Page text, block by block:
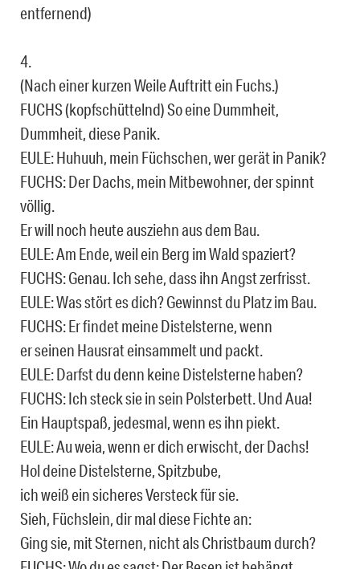
entfernend)
4.
(Nach einer kurzen Weile Auftritt ein Fuchs.)
FUCHS (kopfschüttelnd) So eine Dummheit,
Dummheit, diese Panik.
EULE: Huhuuh, mein Füchschen, wer gerät in Panik?
FUCHS: Der Dachs, mein Mitbewohner, der spinnt
völlig.
Er will noch heute ausziehn aus dem Bau.
EULE: Am Ende, weil ein Berg im Wald spaziert?
FUCHS: Genau. Ich sehe, dass ihn Angst zerfrisst.
EULE: Was stört es dich? Gewinnst du Platz im Bau.
FUCHS: Er findet meine Distelsterne, wenn
er seinen Hausrat einsammelt und packt.
EULE: Darfst du denn keine Distelsterne haben?
FUCHS: Ich steck sie in sein Polsterbett. Und Aua!
Ein Hauptspaß, jedesmal, wenn es ihn piekt.
EULE: Au weia, wenn er dich erwischt, der Dachs!
Hol deine Distelsterne, Spitzbube,
ich weiß ein sicheres Versteck für sie.
Sieh, Füchslein, dir mal diese Fichte an:
Ging sie, mit Sternen, nicht als Christbaum durch?